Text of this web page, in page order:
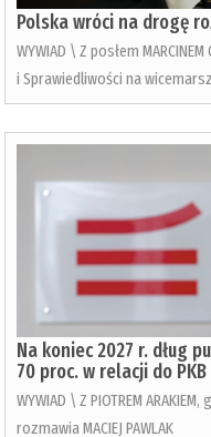
Polska wróci na drogę
WYWIAD \ Z posłem
i Sprawiedliwości na
Na koniec 2027 r. dług
70 proc. w relacji do PKB
WYWIAD \ Z PIOTREM
rozmawia MACIEJ PAWLAK